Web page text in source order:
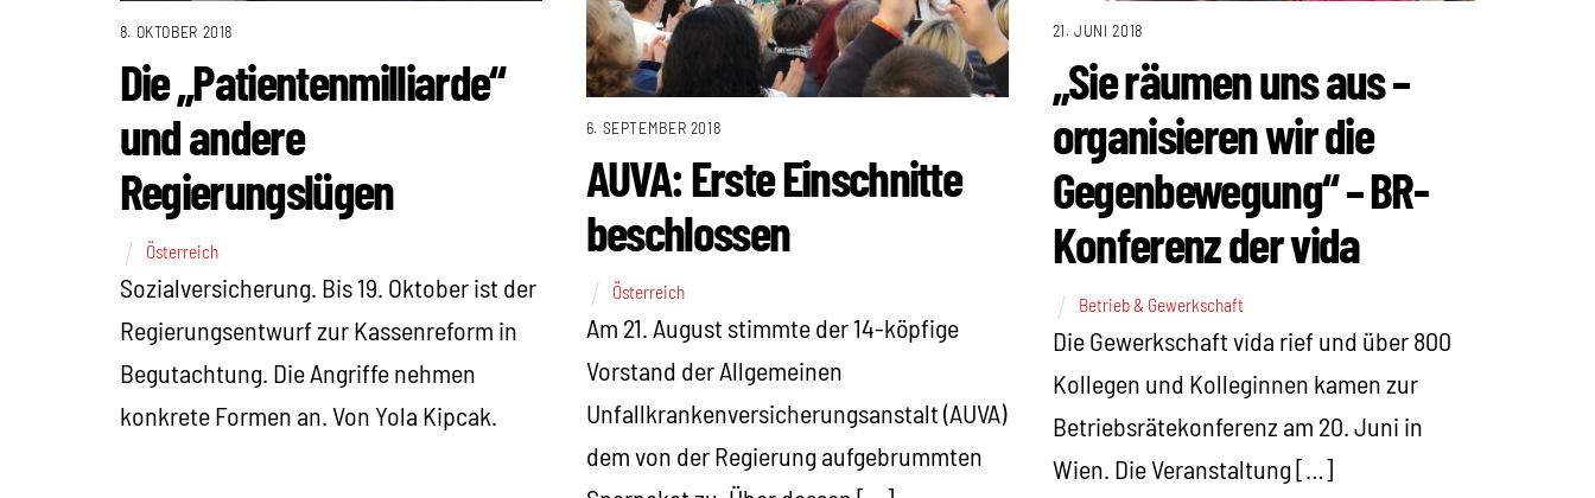
8. OKTOBER 2018
Die „Patientenmilliarde“
und andere
Regierungslügen
Österreich
Sozialversicherung. Bis 19. Oktober ist der
Regierungsentwurf zur Kassenreform in
Begutachtung. Die Angriffe nehmen
konkrete Formen an. Von Yola Kipcak.
6. SEPTEMBER 2018
AUVA: Erste Einschnitte
beschlossen
Österreich
Am 21. August stimmte der 14-köpfige
Vorstand der Allgemeinen
Unfallkrankenversicherungsanstalt (AUVA)
dem von der Regierung aufgebrummten
21. JUNI 2018
„Sie räumen uns aus –
organisieren wir die
Gegenbewegung“ – BR-
Konferenz der vida
Betrieb & Gewerkschaft
Die Gewerkschaft vida rief und über 800
Kollegen und Kolleginnen kamen zur
Betriebsrätekonferenz am 20. Juni in
Wien. Die Veranstaltung […]